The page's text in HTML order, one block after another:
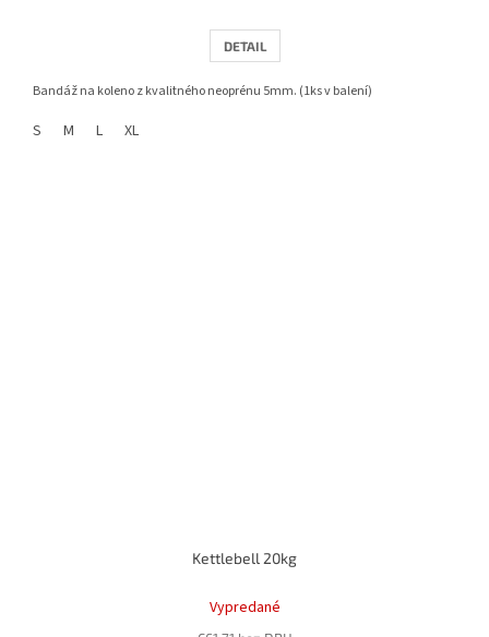
DETAIL
Bandáž na koleno z kvalitného neoprénu 5mm. (1ks v balení)
S M L XL
Kettlebell 20kg
Vypredané